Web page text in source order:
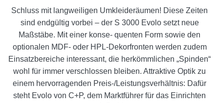
Schluss mit langweiligen Umkleideräumen! Diese Zeiten
sind endgültig vorbei – der S 3000 Evolo setzt neue
Maßstäbe. Mit einer konse- quenten Form sowie den
optionalen MDF- oder HPL-Dekorfronten werden zudem
Einsatzbereiche interessant, die herkömmlichen „Spinden“
wohl für immer verschlossen bleiben. Attraktive Optik zu
einem hervorragenden Preis-/Leistungsverhältnis: Dafür
steht Evolo von C+P, dem Marktführer für das Einrichten